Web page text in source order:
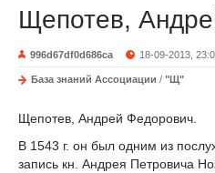
Щепотев,
996d67df0d686ca 18-09-2013,
База знаний Ассоциации / "Щ"
Щепотев, Андрей Федорович.
В 1543 г. он был одним из
запись кн. Андрея Петровича